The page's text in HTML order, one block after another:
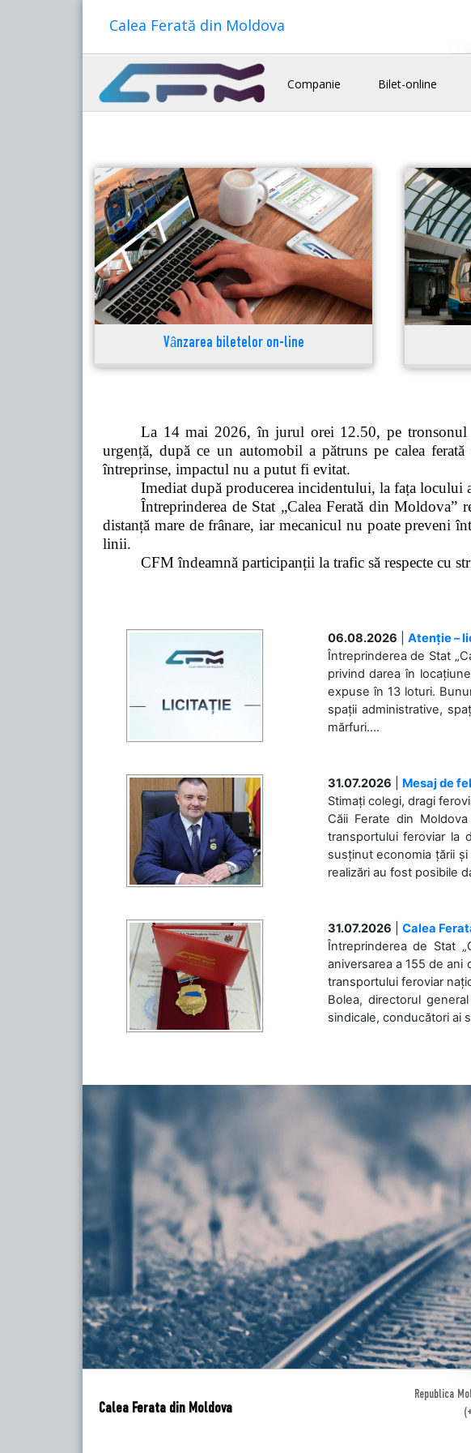
Calea Ferată din Moldova
Companie Bilet-online
Vânzarea biletelor on-line
La 14 mai 2026, în jurul orei 12.50, pe tronsonul
urgență, după ce un automobil a pătruns pe calea
întreprinse, impactul nu a putut fi evitat.
Imediat după producerea incidentului, la fața
Întreprinderea de Stat „Calea Ferată din Moldova”
distanță mare de frânare, iar mecanicul nu poate preveni
linii.
CFM îndeamnă participanții la trafic să respecte cu
06.08.2026
Atenție –
Întreprinderea de Stat
privind darea în
expuse în 13 loturi.
spații administrative,
mărfuri....
31.07.2026
Mesaj de
Stimați colegi, dragi
Căii Ferate din
transportului feroviar la
susținut economia țării
realizări au fost posibile
31.07.2026
Calea
Întreprinderea de Stat
aniversarea a 155 de
transportului feroviar
Bolea, directorul
sindicale, conducători ai
Calea Ferata din Moldova
Republica